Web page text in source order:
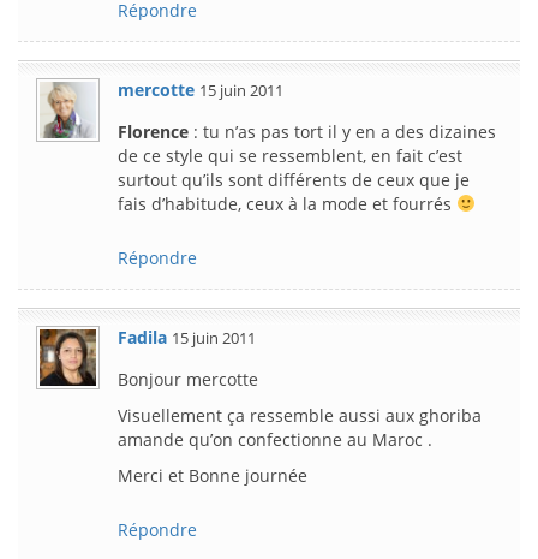
Répondre
mercotte 15 juin 2011
Florence : tu n’as pas tort il y en a des dizaines
de ce style qui se ressemblent, en fait c’est
surtout qu’ils sont différents de ceux que je
fais d’habitude, ceux à la mode et fourrés
Répondre
Fadila 15 juin 2011
Bonjour mercotte
Visuellement ça ressemble aussi aux ghoriba
amande qu’on confectionne au Maroc .
Merci et Bonne journée
Répondre